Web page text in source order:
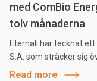
med ComBio
tolv månaderna
Eternali har tecknat
S.A. som sträcker sig
Read more